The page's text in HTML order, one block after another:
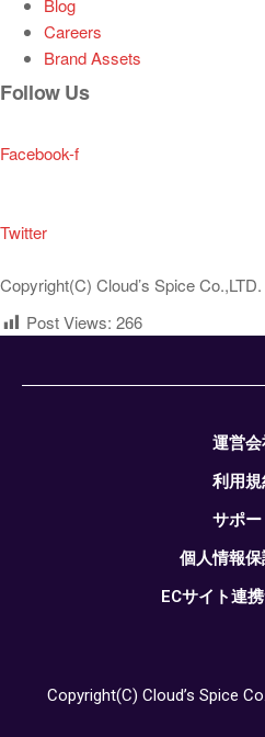
Blog
Careers
Brand Assets
Follow Us
Facebook-f
Twitter
Copyright(C) Cloud’s Spice
Post Views: 266
運営会
利用規
サポー
個人情報
ECサイト連
Copyright(C) Cloud’s Spice